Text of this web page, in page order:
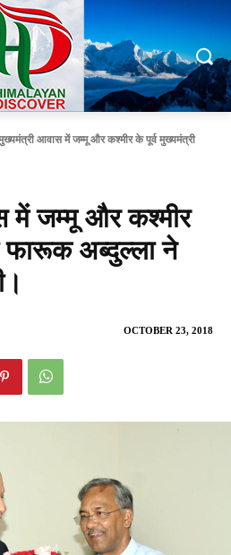
आवास में जम्मू और कश्मीर के पूर्व मुख्यमंत्री
में जम्मू और कश्मीर
फारूक अब्दुल्ला ने
OCTOBER 23, 2018